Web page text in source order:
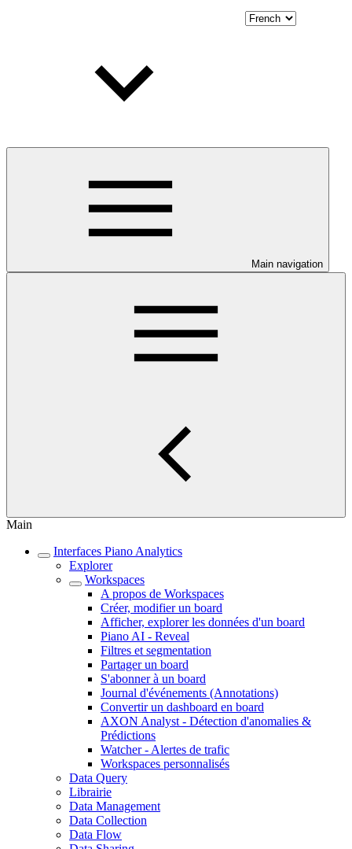
Main navigation
Main
Interfaces Piano Analytics
Explorer
Workspaces
A propos de Workspaces
Créer, modifier un board
Afficher, explorer les données d'un board
Piano AI - Reveal
Filtres et segmentation
Partager un board
S'abonner à un board
Journal d'événements (Annotations)
Convertir un dashboard en board
AXON Analyst - Détection d'anomalies &
Prédictions
Watcher - Alertes de trafic
Workspaces personnalisés
Data Query
Librairie
Data Management
Data Collection
Data Flow